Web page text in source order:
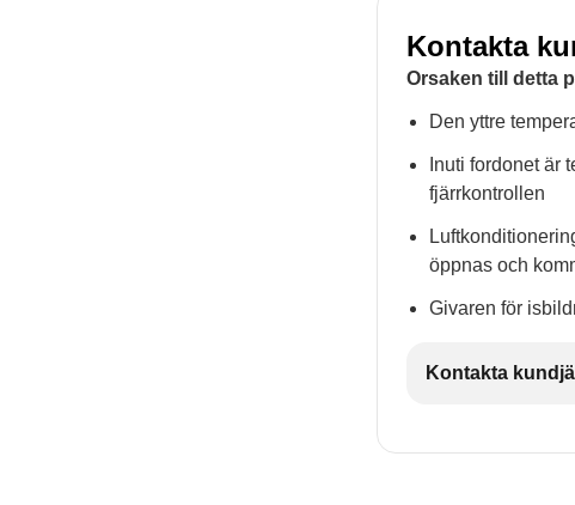
Kontakta
Orsaken till detta
Den yttre
Inuti fordonet är
fjärrkontrollen
öppnas och
Givaren för
Kontakta